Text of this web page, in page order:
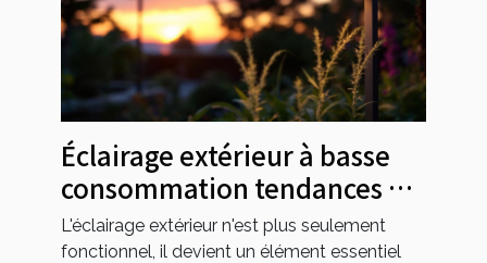
Éclairage extérieur à basse
consommation tendances et
solutions
L'éclairage extérieur n'est plus seulement
fonctionnel, il devient un élément essentiel